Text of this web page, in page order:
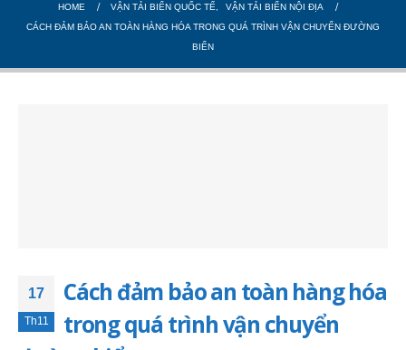
HOME VẬN TẢI BIỂN QUỐC TẾ
VẬN TẢI BIỂN NỘI ĐỊA
CÁCH ĐẢM BẢO AN TOÀN HÀNG HÓA TRONG QUÁ TRÌNH VẬN CHUYỂN ĐƯỜNG
BIỂN
17
Th11
Cách đảm bảo an toàn hàng hóa
trong quá trình vận chuyển